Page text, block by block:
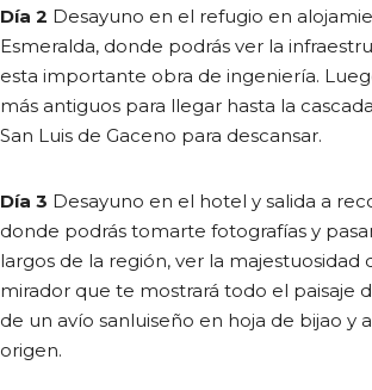
Día 2 Desayuno en el refugio en
Esmeralda, donde podrás ver la
esta importante obra de ingeniería.
más antiguos para llegar hasta la
San Luis de Gaceno para descansar.
Día 3 Desayuno en el hotel y salida a
donde podrás tomarte fotografías y
largos de la región, ver la
mirador que te mostrará todo el paisaje
de un avío sanluiseño en hoja de bijao y
origen.